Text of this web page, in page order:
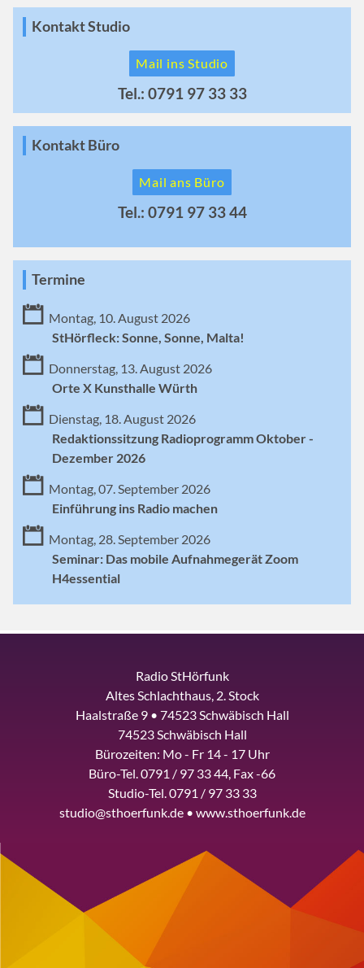
Kontakt Studio
Mail ins Studio
Tel.: 0791 97 33 33
Kontakt Büro
Mail ans Büro
Tel.: 0791 97 33 44
Termine
Montag, 10. August 2026
StHörfleck: Sonne, Sonne, Malta!
Donnerstag, 13. August 2026
Orte X Kunsthalle Würth
Dienstag, 18. August 2026
Redaktionssitzung Radioprogramm Oktober -
Dezember 2026
Montag, 07. September 2026
Einführung ins Radio machen
Montag, 28. September 2026
Seminar: Das mobile Aufnahmegerät Zoom
H4essential
Radio StHörfunk
Altes Schlachthaus, 2. Stock
Haalstraße 9 • 74523 Schwäbisch Hall
74523 Schwäbisch Hall
Bürozeiten: Mo - Fr 14 - 17 Uhr
Büro-Tel. 0791 / 97 33 44, Fax -66
Studio-Tel. 0791 / 97 33 33
studio@sthoerfunk.de • www.sthoerfunk.de